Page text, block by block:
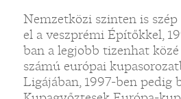
Nemzetközi szinten is
el a veszprémi Építőkkel,
ban a legjobb tizenhat
számú európai
Ligájában, 1997-ben pedig